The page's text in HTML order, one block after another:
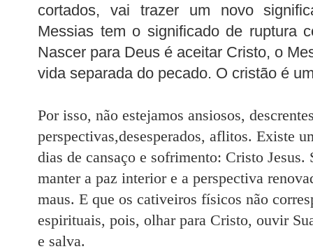
cortados, vai trazer um novo
Messias tem o significado de ruptura
Nascer para Deus é aceitar Cristo, o
vida separada do pecado. O cristão é
Por isso, não estejamos ansiosos,
perspectivas,desesperados, aflitos. Existe
dias de cansaço e sofrimento: Cristo Jesus.
manter a paz interior e a perspectiva
maus. E que os cativeiros físicos não
espirituais, pois, olhar para Cristo, ouvir
e salva.